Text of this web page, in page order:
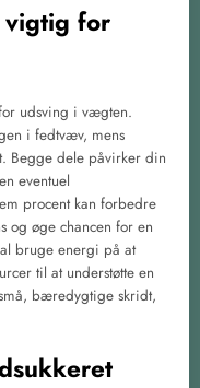
for
udsving i vægten.
i fedtvæv, mens
Begge dele påvirker din
eventuel
procent kan forbedre
og øge chancen for en
bruge energi på at
til at understøtte en
bæredygtige skridt,